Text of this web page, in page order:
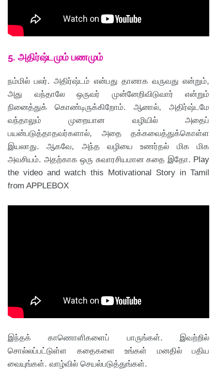
5. அதிர்ஷ்டமும் பணமும்
நம்மில் பலர். அதிர்ஷ்டம் என்பது தானாக வருவது என்றும்,
அது வந்தாலே ஒருவர் முன்னேறிவிடுவார் என்றும்
நினைத்துக் கொண்டிருக்கிறோம். ஆனால், அதிர்ஷ்டமே
வந்தாலும் முறையான வழியில் அதைப்
பயன்படுத்தாதவர்களால், அதை தக்கவைத்துக்கொள்ள
இயலாது. ஆகவே, அந்த வழியை உணர்தல் மிக மிக
அவசியம். அதற்காக ஒரு சுவாரசியமான கதை இதோ. Play
the video and watch this Motivational Story in Tamil
from APPLEBOX
இந்தக் காணொளிகளைப் பாருங்கள். இவற்றில்
சொல்லப்பட்டுள்ள கதைகளை உங்கள் மனதில் பதிய
வையுங்கள். வாழ்வில் செயல்படுத்துங்கள்.